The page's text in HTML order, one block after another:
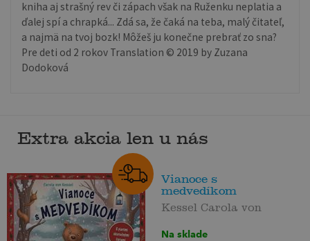
kniha aj strašný rev či zápach však na Ruženku neplatia a
ďalej spí a chrapká... Zdá sa, že čaká na teba, malý čitateľ,
a najmä na tvoj bozk! Môžeš ju konečne prebrať zo sna?
Pre deti od 2 rokov Translation © 2019 by Zuzana
Dodoková
Extra akcia len u nás
Vianoce s
medvedíkom
Kessel Carola von
Na sklade